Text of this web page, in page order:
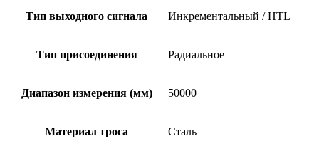
Тип выходного сигнала Инкрементальный / HTL
Тип присоединения Радиальное
Диапазон измерения (мм) 50000
Материал троса Сталь